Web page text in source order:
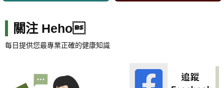
關注 Heho
每日提供您最專業正確的健康知識